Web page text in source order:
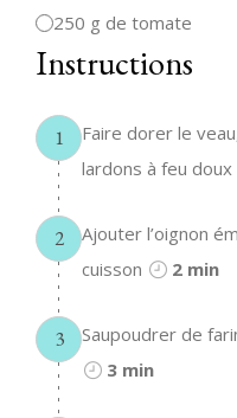
250 g de tomate
Instructions
1
Faire dorer le
lardons à feu doux
2
Ajouter l’oignon
cuisson
2 min
3
Saupoudrer de
3 min